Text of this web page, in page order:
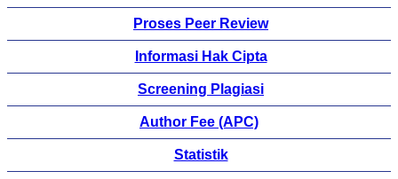
Proses Peer Review
Informasi Hak Cipta
Screening Plagiasi
Author Fee (APC)
Statistik